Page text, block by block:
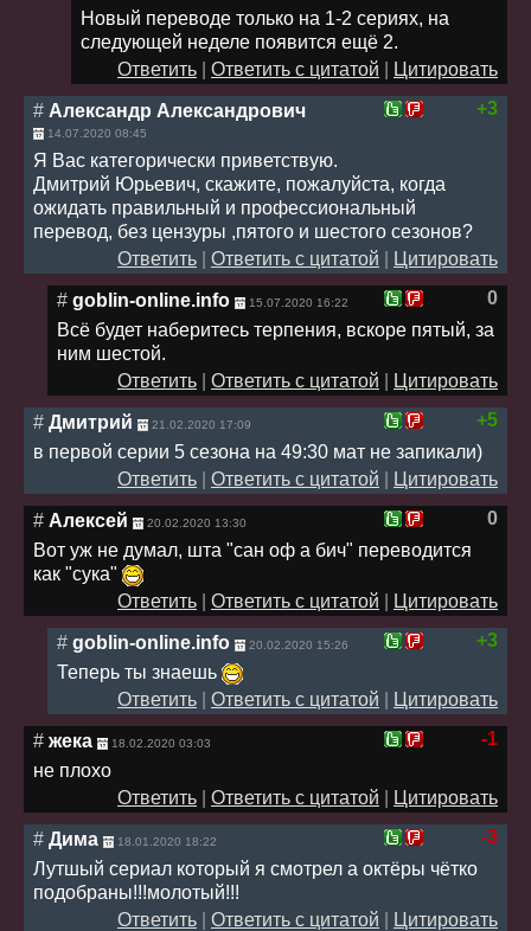
Новый переводе только на 1-2 сериях, на
следующей неделе появится ещё 2.
Ответить
Ответить с цитатой
Цитировать
+3
# Александр Александрович
14.07.2020 08:45
Я Вас категорически приветствую.
Дмитрий Юрьевич, скажите, пожалуйста, когда
ожидать правильный и профессиональный
перевод, без цензуры ,пятого и шестого сезонов?
Ответить
Ответить с цитатой
Цитировать
0
# goblin-online.info 15.07.2020 16:22
Всё будет наберитесь терпения, вскоре пятый, за
ним шестой.
Ответить
Ответить с цитатой
Цитировать
+5
# Дмитрий 21.02.2020 17:09
в первой серии 5 сезона на 49:30 мат не запикали)
Ответить
Ответить с цитатой
Цитировать
0
# Алексей 20.02.2020 13:30
Вот уж не думал, шта "сан оф а бич" переводится
как "сука"
Ответить
Ответить с цитатой
Цитировать
+3
# goblin-online.info 20.02.2020 15:26
Теперь ты знаешь
Ответить
Ответить с цитатой
Цитировать
-1
# жека 18.02.2020 03:03
не плохо
Ответить
Ответить с цитатой
Цитировать
-3
# Дима 18.01.2020 18:22
Лутшый сериал который я смотрел а октёры чётко
подобраны!!!молотый!!!
Ответить
Ответить с цитатой
Цитировать